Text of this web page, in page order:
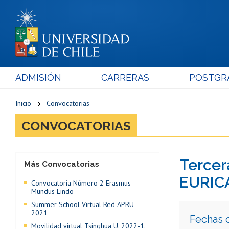
ADMISIÓN CARRERAS
Inicio Convocatorias
CONVOCATORIAS
Fechas
Más Convocatorias
Convocatoria Número 2 Erasmus
Mundus Lindo
Summer School Virtual Red APRU
2021
Movilidad virtual Tsinghua U. 2022-1.